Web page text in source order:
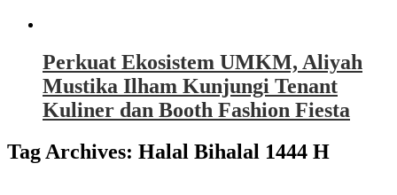
Perkuat Ekosistem UMKM, Aliyah
Mustika Ilham Kunjungi Tenant
Kuliner dan Booth Fashion Fiesta
Tag Archives: Halal Bihalal 1444 H